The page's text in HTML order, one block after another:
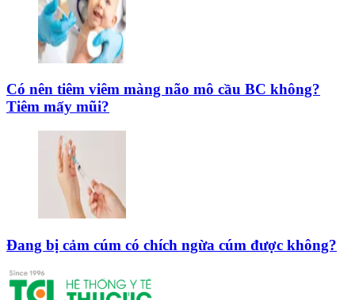
Có nên tiêm viêm màng não mô cầu BC không?
Tiêm mấy mũi?
Đang bị cảm cúm có chích ngừa cúm được không?